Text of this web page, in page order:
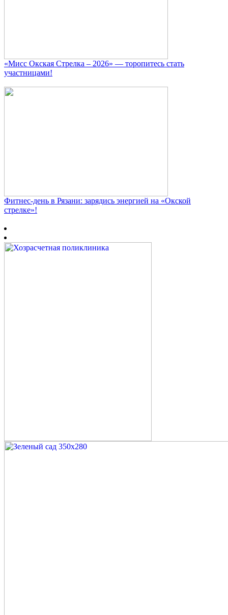
«Мисс Окская Стрелка – 2026» — торопитесь стать
участницами!
Фитнес‑день в Рязани: зарядись энергией на «Окской
стрелке»!